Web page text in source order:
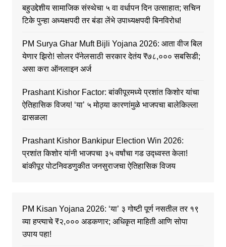
बहुउद्देशीय सामाजिक संस्थेचा ५ वा वर्धापन दिन उत्साहात; सचिन
टिके पुन्हा अध्यक्षपदी तर बंडा लेंभे उपाध्यक्षपदी बिनविरोध!
PM Surya Ghar Muft Bijli Yojana 2026: आता वीज बिल
येणार झिरो! सोलर पॅनेलसाठी सरकार देतंय ₹७८,००० सबसिडी;
असा करा ऑनलाइन अर्ज
Prashant Kishor Factor: बांकीपूरमध्ये प्रशांत किशोर यांचा
ऐतिहासिक विजय! ‘या’ ५ मोठ्या कारणांमुळे भाजपचा बालेकिल्ला
ढासळला
Prashant Kishor Bankipur Election Win 2026:
प्रशांत किशोर यांनी भाजपचा ३५ वर्षांचा गड उद्ध्वस्त केला!
बांकीपूर पोटनिवडणुकीत जनसुराजचा ऐतिहासिक विजय
PM Kisan Yojana 2026: ‘या’ ३ गोष्टी पूर्ण नसतील तर १९
व्या हप्त्याचे ₹२,००० अडकणार; अधिकृत माहिती आणि सोपा
उपाय पहा!